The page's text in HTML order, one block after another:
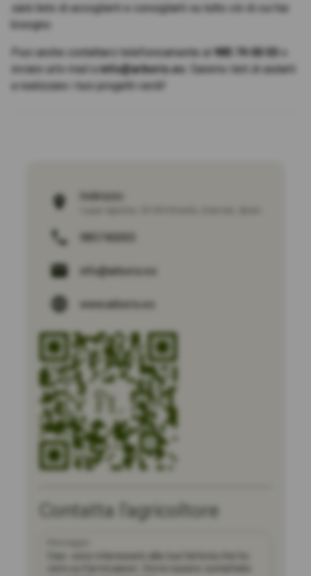
sarà lieto di accoglierti e consigliarti su tutto ciò di cui hai
bisogno.
Puoi anche contattarci telefonicamente al 985 74 00 03
inviare un'e-mail ainfo@arboris.es . Saremo lieti di aiutarti
a realizzare i tuoi progetti verdi!
Indirizzo:
info@arboris.es
www.arboris.es
Contatta l'agricoltore